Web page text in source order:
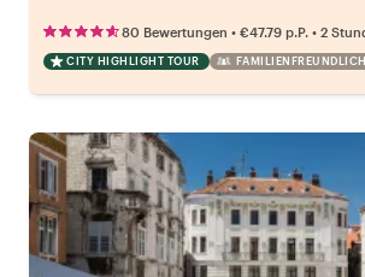
80 Bewertungen • €47.79 p.P. • 2
CITY HIGHLIGHT TOUR FAMILIENFREUNDLICH